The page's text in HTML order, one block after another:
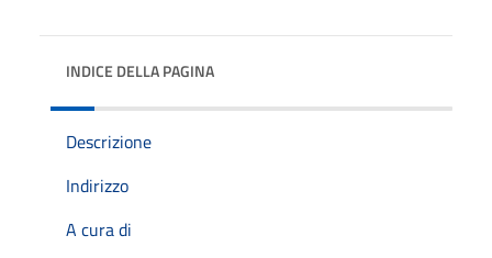
INDICE DELLA PAGINA
Descrizione
Indirizzo
A cura di